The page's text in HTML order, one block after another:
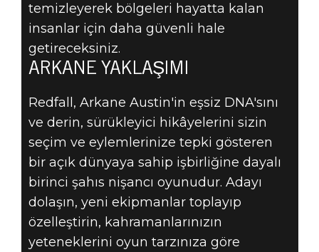
temizleyerek bölgeleri hayatta kalan
insanlar için daha güvenli hale
getireceksiniz.
ARKANE YAKLAŞIMI
Redfall, Arkane Austin'in eşsiz DNA'sını
ve derin, sürükleyici hikâyelerini sizin
seçim ve eylemlerinize tepki gösteren
bir açık dünyaya sahip işbirliğine dayalı
birinci şahıs nişancı oyunudur. Adayı
dolaşın, yeni ekipmanlar toplayıp
özelleştirin, kahramanlarınızın
yeteneklerini oyun tarzınıza göre